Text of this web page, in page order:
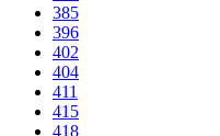
385
396
402
404
411
415
418